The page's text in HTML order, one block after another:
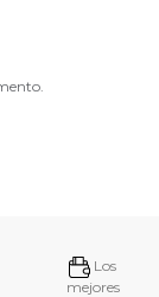
Los
mejores